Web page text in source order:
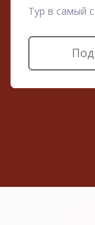
Тур в самый